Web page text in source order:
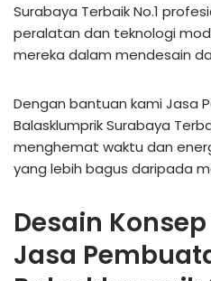
Surabaya Terbaik No.1
peralatan dan teknologi
mereka dalam mendesain
Dengan bantuan kami Jasa
Balasklumprik Surabaya
menghemat waktu dan
yang lebih bagus daripada
Desain
Jasa